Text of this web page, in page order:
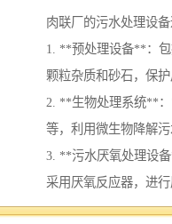
肉联厂的污水处理设备
1. **预处理设备**：
颗粒杂质和砂石，保护
2. **生物处理系统**
等，利用微生物降解污
3. **污水厌氧处理设
采用厌氧反应器，进
4. **污水絮凝和沉淀